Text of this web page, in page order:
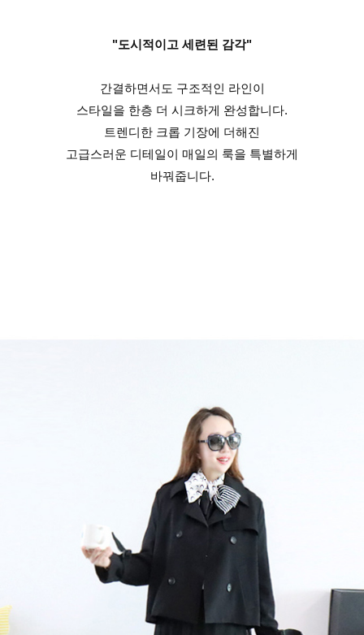
"도시적이고 세련된 감각"
간결하면서도 구조적인 라인이
스타일을 한층 더 시크하게 완성합니다.
트렌디한 크롭 기장에 더해진
고급스러운 디테일이 매일의 룩을 특별하게